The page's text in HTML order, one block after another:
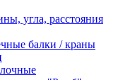
углa, paccтoяния
балки / краны